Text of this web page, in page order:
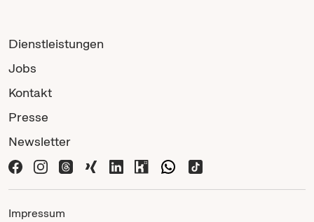
Dienstleistungen
Jobs
Kontakt
Presse
Newsletter
Impressum